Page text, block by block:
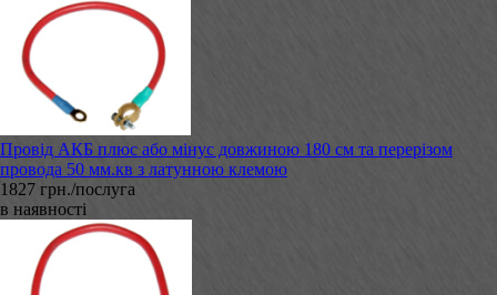
Провід АКБ плюс або мінус довжиною 180 см та перерізом
провода 50 мм.кв з латунною клемою
1827 грн./послуга
в наявності